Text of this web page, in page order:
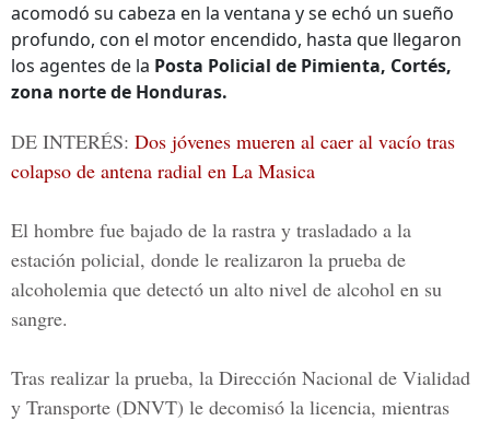
acomodó su cabeza en la ventana y se echó un sueño
profundo, con el motor encendido, hasta que llegaron
los agentes de la Posta Policial de Pimienta, Cortés,
zona norte de Honduras.
DE INTERÉS: Dos jóvenes mueren al caer al vacío tras
colapso de antena radial en La Masica
El hombre fue bajado de la rastra y trasladado a la
estación policial, donde le realizaron la prueba de
alcoholemia que detectó un alto nivel de alcohol en su
sangre.
Tras realizar la prueba, la Dirección Nacional de Vialidad
y Transporte (DNVT) le decomisó la licencia, mientras